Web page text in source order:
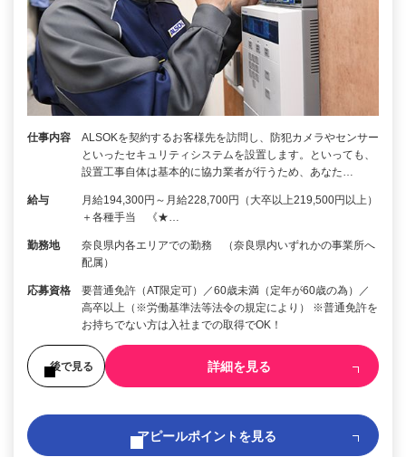
仕事内容
ALSOKを契約するお客様先を訪問し、防犯カメラやセンサー
といったセキュリティシステムを設置します。といっても、
設置工事自体は基本的に協力業者が行うため、あなた…
給与
月給194,300円～月給228,700円（大卒以上219,500円以上）
＋各種手当 《★…
勤務地
奈良県内各エリアでの勤務 （奈良県内いずれかの事業所へ
配属）
応募資格
要普通免許（AT限定可）／60歳未満（定年が60歳の為）／
高卒以上（※労働基準法等法令の規定により） ※普通免許を
お持ちでない方は入社までの取得でOK！
後で見る 詳細を見る
アピールポイントを見る